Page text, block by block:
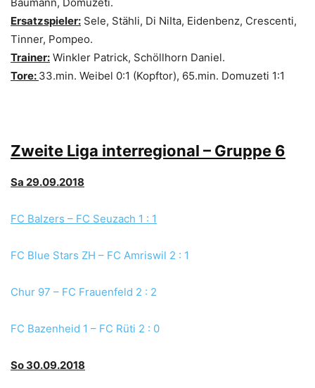
Ersatzspieler: Sele, Stähli, Di NiIta, Eidenbenz, Crescenti,
Tinner, Pompeo.
Trainer: Winkler Patrick, Schöllhorn Daniel.
Tore: 33.min. Weibel 0:1 (Kopftor), 65.min. Domuzeti 1:1
Zweite Liga interregional – Gruppe 6
Sa 29.09.2018
FC Balzers – FC Seuzach 1 : 1
FC Blue Stars ZH – FC Amriswil 2 : 1
Chur 97 – FC Frauenfeld 2 : 2
FC Bazenheid 1 – FC Rüti 2 : 0
So 30.09.2018